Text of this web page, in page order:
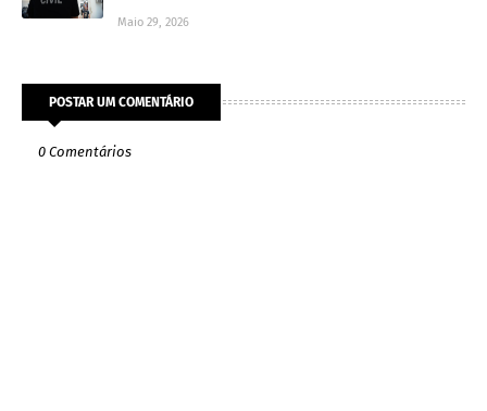
Maio 29, 2026
POSTAR UM COMENTÁRIO
0 Comentários